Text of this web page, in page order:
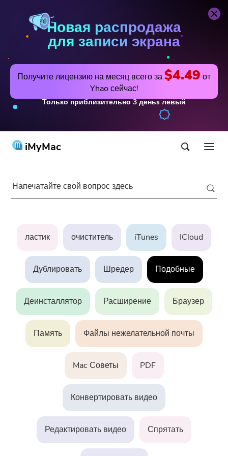
Новая распродажа
для записи экрана
Получите лицензию на месяц всего за$4.49 от
Yhao сейчас!
Только приблизительно3 деньsлевый
iMyMac
Продукт и решение
PowerMyMac
PowerUninstall
Video Converter
Screen Recorder
PDF Компрессор
Онлайн
Бесплатный видео конвертер
Free Video Editor
ластик
очиститель iTunes ICloud
Дублировать Шредер Подобные
Деинсталлятор Расширение Браузер
Память Файлы нежелательной почты
Mac Советы PDF
Конвертировать видео
Редактировать видео Спрятать